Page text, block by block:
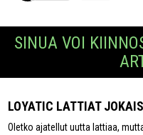
SINUA VOI
LOYATIC LATTIAT
Oletko ajatellut uutta lattiaa,